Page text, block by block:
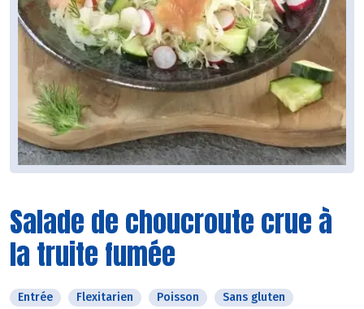
Salade de choucroute crue à
la truite fumée
Entrée Flexitarien Poisson
Sans gluten